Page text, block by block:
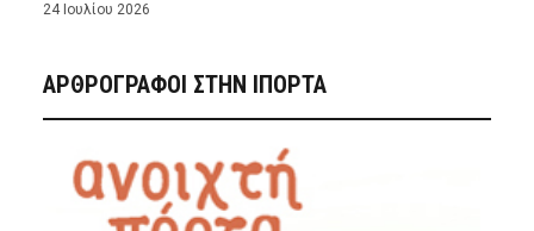
24 Ιουλίου 2026
ΑΡΘΡΟΓΡΑΦΟΙ ΣΤΗΝ IΠΟΡΤΑ